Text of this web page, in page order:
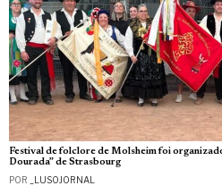
Festival de folclore de Molsheim foi
Dourada” de Strasbourg
POR _LUSOJORNAL